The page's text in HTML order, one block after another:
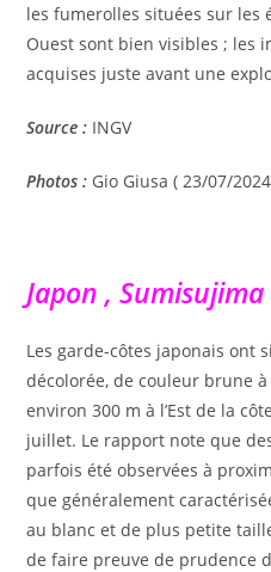
les fumerolles situées sur les
Ouest sont bien visibles ; les
acquises juste avant une
Source : INGV
Photos : Gio Giusa ( 23/07/
Japon , Sumisujima
Les garde-côtes japonais ont
décolorée, de couleur brune
environ 300 m à l’Est de la
juillet. Le rapport note que
parfois été observées à
que généralement
au blanc et de plus petite
de faire preuve de prudence